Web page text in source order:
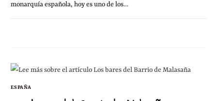
monarquía española, hoy es uno de los…
ESPAÑA